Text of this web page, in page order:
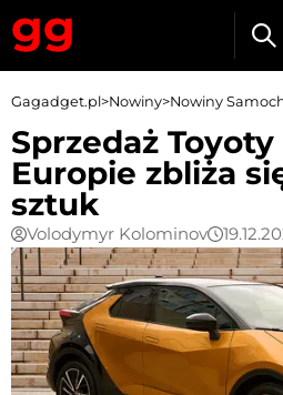
Gagadget.pl>Nowiny>Nowiny
Sprzedaż Toyoty
Europie zbliża
sztuk
Volodymyr Kolominov